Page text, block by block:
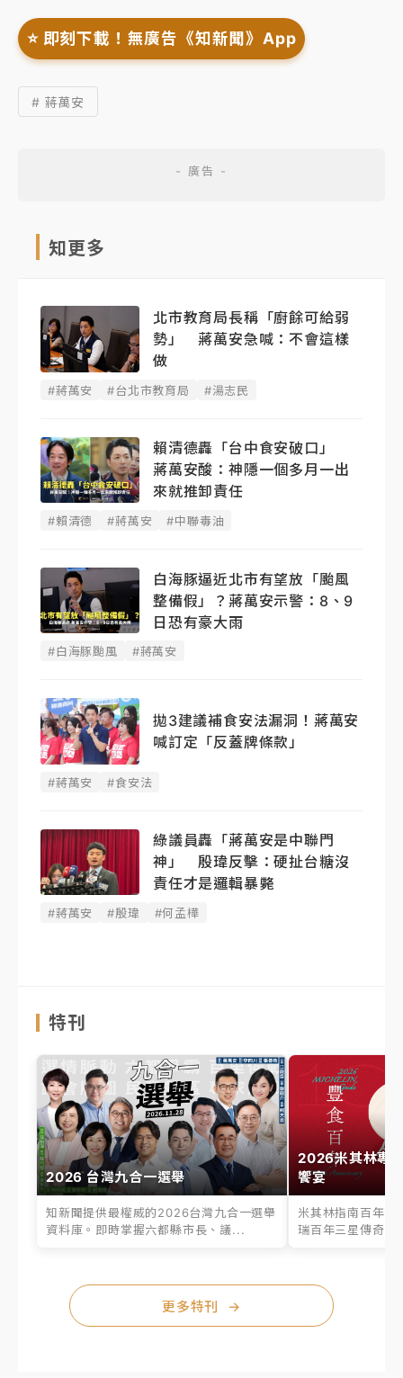
⭐️ 即刻下載！無廣告《知新聞》App
# 蔣萬安
知更多
北市教育局長稱「廚餘可給弱
勢」 蔣萬安急喊：不會這樣
做
#蔣萬安 #台北市教育局 #湯志民
賴清德轟「台中食安破口」
蔣萬安酸：神隱一個多月一出
來就推卸責任
#賴清德 #蔣萬安 #中聯毒油
白海豚逼近北市有望放「颱風
整備假」？蔣萬安示警：8、9
日恐有豪大雨
#白海豚颱風 #蔣萬安
拋3建議補食安法漏洞！蔣萬安
喊訂定「反蓋牌條款」
#蔣萬安 #食安法
綠議員轟「蔣萬安是中聯門
神」 殷瑋反擊：硬扯台糖沒
責任才是邏輯暴斃
#蔣萬安 #殷瑋 #何孟樺
特刊
2026 台灣九合一選舉
知新聞提供最權威的2026台灣九合一選舉
資料庫。即時掌握六都縣市長、議...
2026米其林專
饗宴
米其林指南百年之
瑞百年三星傳奇、
更多特刊 →